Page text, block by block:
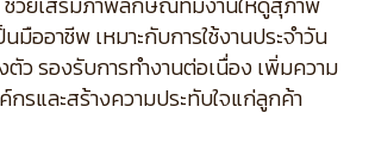
นมืออาชีพ เหมาะกับการใช้งานประจำวัน
ว รองรับการทำงานต่อเนื่อง เพิ่มความ
กรและสร้างความประทับใจแก่ลูกค้า